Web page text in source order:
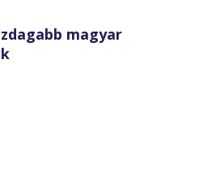
magyar